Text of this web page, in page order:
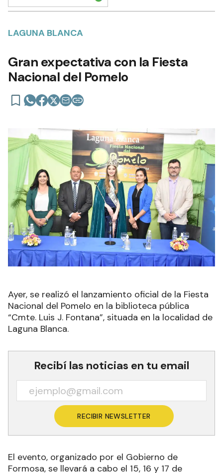
LAGUNA BLANCA
Gran expectativa con la Fiesta
Nacional del Pomelo
Ayer, se realizó el lanzamiento oficial de la Fiesta
Nacional del Pomelo en la biblioteca pública
“Cmte. Luis J. Fontana”, situada en la localidad de
Laguna Blanca.
Recibí las noticias en tu email
RECIBIR NEWSLETTER
El evento, organizado por el Gobierno de
Formosa, se llevará a cabo el 15, 16 y 17 de